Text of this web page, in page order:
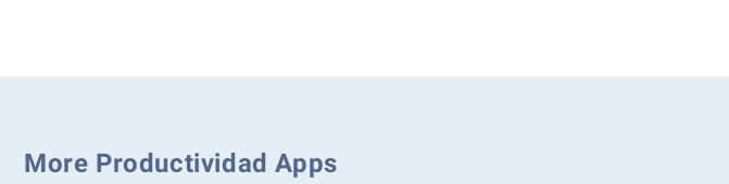
More Productividad Apps